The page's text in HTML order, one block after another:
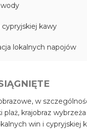
cypryjskiej kawy
lokalnych napojów
w
plaż, krajobraz
win i cypryjskiej